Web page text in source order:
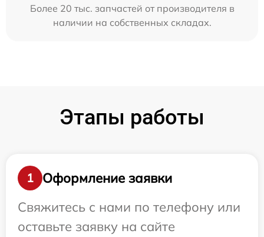
Более 20 тыс. запчастей от производителя в
наличии на собственных складах.
Этапы работы
1
Оформление заявки
Свяжитесь с нами по телефону или
оставьте заявку на сайте